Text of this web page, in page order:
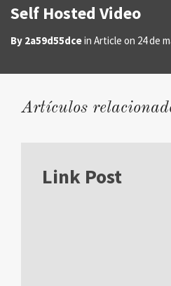
Self Hosted Video
By 2a59d55dcein Article on 24 de
Artículos
Link Post